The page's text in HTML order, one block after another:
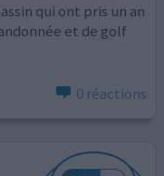
qui ont pris un an
et de golf
0 réactions